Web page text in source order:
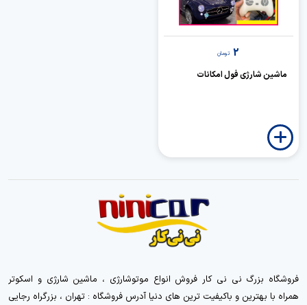
2 تومان
ماشین شارژی فول امکانات
فروشگاه بزرگ نی نی کار فروش انواع موتوشارژی ، ماشین شارژی و اسکوتر
همراه با بهترین و باکیفیت ترین های دنیا آدرس فروشگاه : تهران ، بزرگراه رجایی